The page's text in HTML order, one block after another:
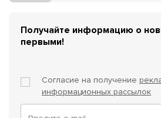
Получайте информацию о
первыми!
Согласие на получение
информационных рассылок